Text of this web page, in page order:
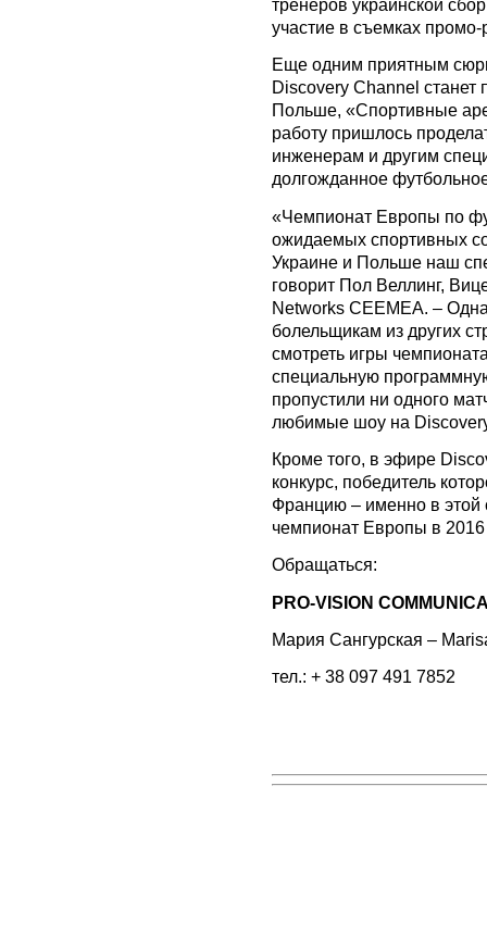
тренеров украинской
участие в съемках промо-
Еще одним приятным
Discovery Channel станет
Польше, «Спортивные
работу пришлось
инженерам и другим
долгожданное
«Чемпионат Европы по
ожидаемых спортивных
Украине и Польше наш
говорит Пол Веллинг,
Networks СЕЕМЕА. –
болельщикам из других
смотреть игры
специальную
пропустили ни одного
любимые шоу на
Кроме того, в эфире
конкурс, победитель
Францию – именно в этой
чемпионат Европы в 2016
Обращаться:
PRO-VISION
Мария Сангурская –
тел.: + 38 097 491 7852